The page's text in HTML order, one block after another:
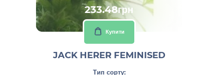
233.48грн
Купити
JACK HERER FEMINISED
Тип сорту: